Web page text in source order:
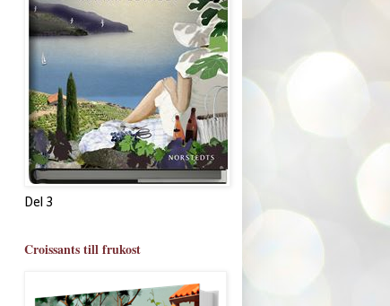
Del 3
Croissants till frukost